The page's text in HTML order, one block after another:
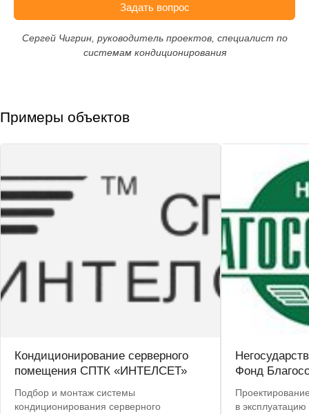
Задать вопрос
Сергей Чигрин, руководитель проектов, специалист по
системам кондиционирования
Примеры объектов
Кондиционирование серверного
помещения СПТК «ИНТЕЛСЕТ»
Подбор и монтаж системы
кондиционирования серверного
Фонд
в